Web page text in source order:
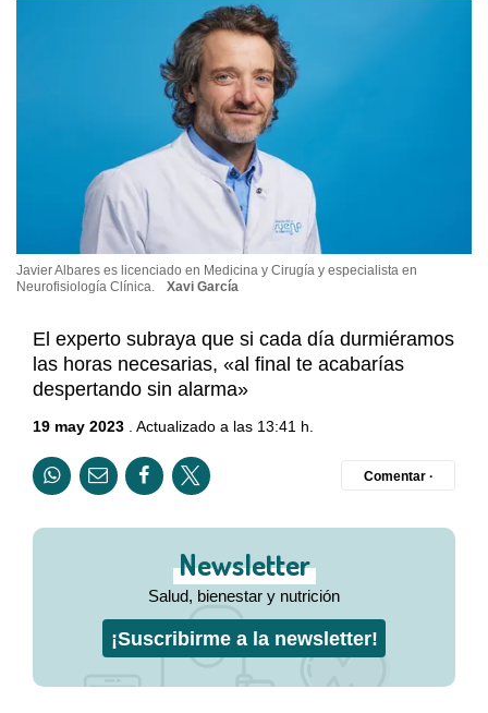
Javier Albares es licenciado en Medicina y Cirugía y especialista en
Neurofisiología Clínica.
Xavi García
El experto subraya que si cada día durmiéramos
las horas necesarias, «al final te acabarías
despertando sin alarma»
19 may 2023 . Actualizado a las 13:41 h.
Comentar ·
Newsletter
Salud, bienestar y nutrición
¡Suscribirme a la newsletter!